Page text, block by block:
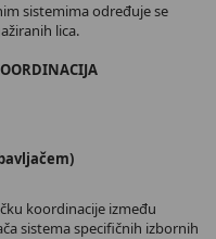
sistemima određuje se
lica.
koordinacije između
sistema specifičnih izbornih